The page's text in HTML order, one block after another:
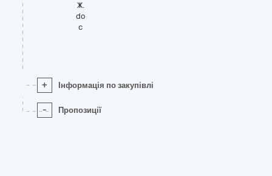
Ж.
do
c
+ Інформація по закупівлі
- Пропозиції